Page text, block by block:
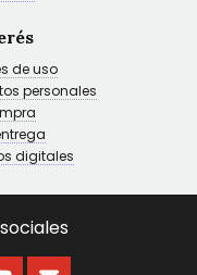
de uso
personales
digitales